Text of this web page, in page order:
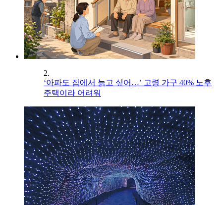
2.
‘아파도 집에서 늙고 싶어…’ 고령 가구 40% 노후
주택이라 어려워